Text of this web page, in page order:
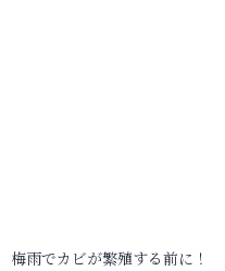
梅雨でカビが繁殖する前に！